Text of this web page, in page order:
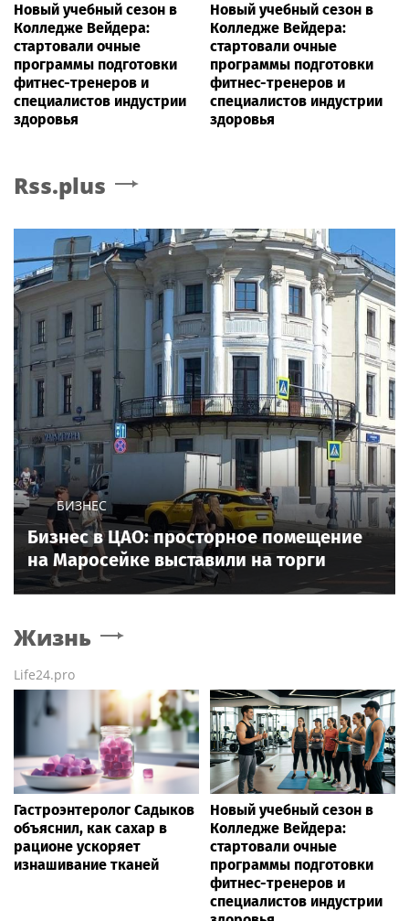
Новый учебный сезон в
Колледже Вейдера:
стартовали очные
программы подготовки
фитнес-тренеров и
специалистов индустрии
здоровья
Новый учебный сезон в
Колледже Вейдера:
стартовали очные
программы подготовки
фитнес-тренеров и
специалистов индустрии
здоровья
Rss.plus
БИЗНЕС
Бизнес в ЦАО: просторное помещение
на Маросейке выставили на торги
Жизнь
Life24.pro
Гастроэнтеролог Садыков
объяснил, как сахар в
рационе ускоряет
изнашивание тканей
Новый учебный сезон в
Колледже Вейдера:
стартовали очные
программы подготовки
фитнес-тренеров и
специалистов индустрии